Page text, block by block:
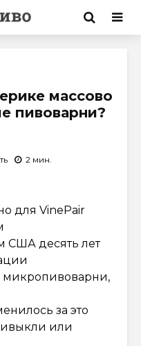
массово
пивоварни?
2 мин.
для VinePair
десять лет
микропивоварни,
за это
или